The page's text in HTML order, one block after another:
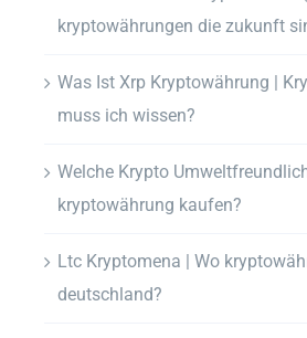
kryptowährungen die zukunft
Was Ist Xrp Kryptowährung |
muss ich wissen?
Welche Krypto
kryptowährung kaufen?
Ltc Kryptomena | Wo
deutschland?